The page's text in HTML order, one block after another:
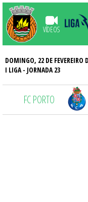
VÍDEOS
DOMINGO, 22 DE FEVEREIRO
I LIGA- JORNADA 23
FC PORTO